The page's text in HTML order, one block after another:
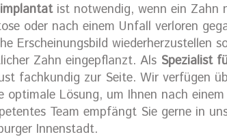
ist notwendig, wenn ein Zahn
oder nach einem Unfall verloren
Erscheinungsbild wiederherzustellen
Zahn eingepflanzt. Als Spezialist
fachkundig zur Seite. Wir verfügen
optimale Lösung, um Ihnen nach
Team empfängt Sie gerne in
Innenstadt.